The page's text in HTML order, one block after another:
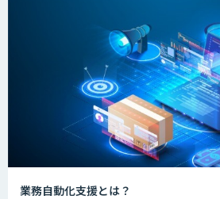
業務自動化支援とは？